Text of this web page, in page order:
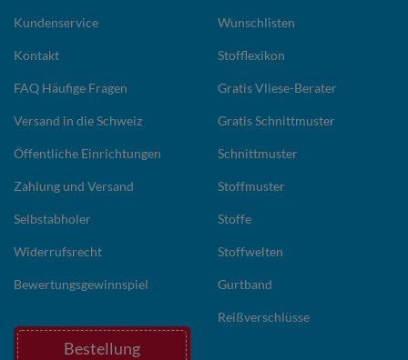
Kundenservice
Kontakt
FAQ Häufige Fragen
Versand in die Schweiz
Öffentliche Einrichtungen
Zahlung und Versand
Selbstabholer
Widerrufsrecht
Bewertungsgewinnspiel
Bestellung
Wunschlisten
Stofflexikon
Gratis Vliese-Berater
Gratis Schnittmuster
Schnittmuster
Stoffmuster
Stoffe
Stoffwelten
Gurtband
Reißverschlüsse